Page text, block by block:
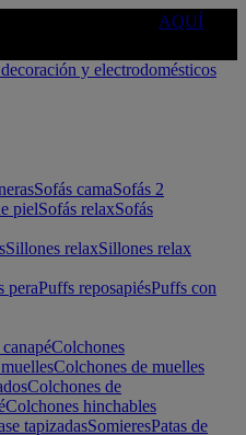
AQUÍ
Sofás camaSofás 2
pielSofás relaxSofás
Sillones relaxSillones relax
peraPuffs reposapiésPuffs con
Colchones
Colchones de muelles
Colchones de
Colchones hinchables
tapizadasSomieresPatas de